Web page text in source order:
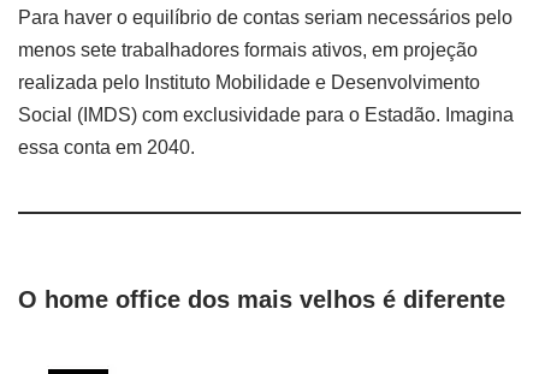
Para haver o equilíbrio de contas seriam necessários pelo
menos sete trabalhadores formais ativos, em projeção
realizada pelo Instituto Mobilidade e Desenvolvimento
Social (IMDS) com exclusividade para o Estadão. Imagina
essa conta em 2040.
O home office dos mais velhos é diferente